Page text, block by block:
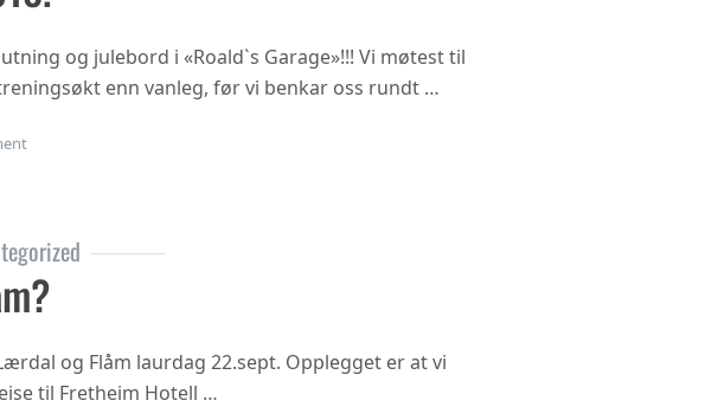
og julebord i «Roald`s Garage»!!! Vi møtest til
enn vanleg, før vi benkar oss rundt …
on Julebordet 2018!
og Flåm laurdag 22.sept. Opplegget er at vi
til Fretheim Hotell …